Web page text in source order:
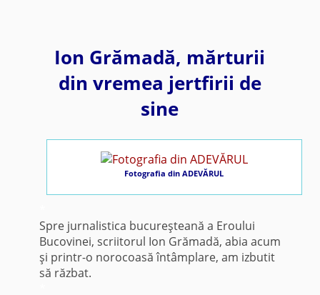
Ion Grămadă, mărturii
din vremea jertfirii de
sine
Fotografia din ADEVĂRUL
Spre jurnalistica bucureşteană a Eroului
Bucovinei, scriitorul Ion Grămadă, abia acum
şi printr-o norocoasă întâmplare, am izbutit
să răzbat.